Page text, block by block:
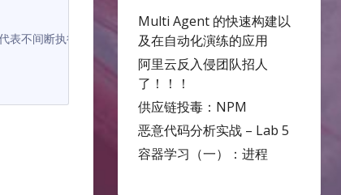
Multi Agent 的快速构建以
及在自动化演练的应用
阿里云反入侵团队招人
了！！！
供应链投毒：NPM
恶意代码分析实战 – Lab 5
容器学习（一）：进程
间断执行（ps：当前用户非正常推出或结束的时候nohup起